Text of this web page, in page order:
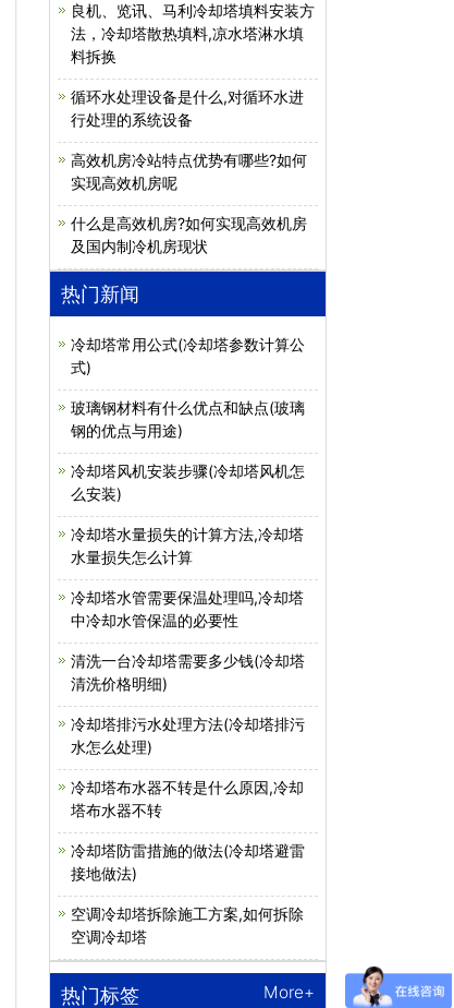
良机、览讯、马利冷却塔填料安装方
法，冷却塔散热填料,凉水塔淋水填
料拆换
循环水处理设备是什么,对循环水进
行处理的系统设备
高效机房冷站特点优势有哪些?如何
实现高效机房呢
什么是高效机房?如何实现高效机房
及国内制冷机房现状
热门新闻
冷却塔常用公式(冷却塔参数计算公
式)
玻璃钢材料有什么优点和缺点(玻璃
钢的优点与用途)
冷却塔风机安装步骤(冷却塔风机怎
么安装)
冷却塔水量损失的计算方法,冷却塔
水量损失怎么计算
冷却塔水管需要保温处理吗,冷却塔
中冷却水管保温的必要性
清洗一台冷却塔需要多少钱(冷却塔
清洗价格明细)
冷却塔排污水处理方法(冷却塔排污
水怎么处理)
冷却塔布水器不转是什么原因,冷却
塔布水器不转
冷却塔防雷措施的做法(冷却塔避雷
接地做法)
空调冷却塔拆除施工方案,如何拆除
空调冷却塔
热门标签 More+